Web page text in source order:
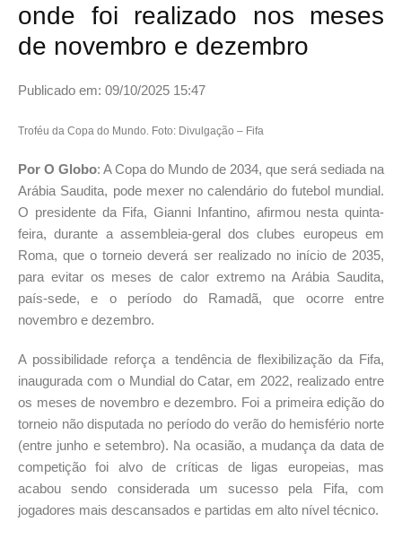
onde foi realizado nos meses
de novembro e dezembro
Publicado em: 09/10/2025 15:47
Troféu da Copa do Mundo. Foto: Divulgação – Fifa
Por O Globo: A Copa do Mundo de 2034, que será sediada na
Arábia Saudita, pode mexer no calendário do futebol mundial.
O presidente da Fifa, Gianni Infantino, afirmou nesta quinta-
feira, durante a assembleia-geral dos clubes europeus em
Roma, que o torneio deverá ser realizado no início de 2035,
para evitar os meses de calor extremo na Arábia Saudita,
país-sede, e o período do Ramadã, que ocorre entre
novembro e dezembro.
A possibilidade reforça a tendência de flexibilização da Fifa,
inaugurada com o Mundial do Catar, em 2022, realizado entre
os meses de novembro e dezembro. Foi a primeira edição do
torneio não disputada no período do verão do hemisfério norte
(entre junho e setembro). Na ocasião, a mudança da data de
competição foi alvo de críticas de ligas europeias, mas
acabou sendo considerada um sucesso pela Fifa, com
jogadores mais descansados e partidas em alto nível técnico.